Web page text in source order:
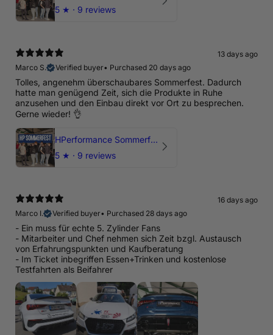
5 ★ · 9 reviews
13 days ago
Marco S.
Verified buyer• Purchased 20 days ago
Tolles, angenehm überschaubares Sommerfest. Dadurch
hatte man genügend Zeit, sich die Produkte in Ruhe
anzusehen und den Einbau direkt vor Ort zu besprechen.
Gerne wieder! 👌
HPerformance Sommerfest 2026
5 ★ · 9 reviews
16 days ago
Marco I.
Verified buyer• Purchased 28 days ago
- Ein muss für echte 5. Zylinder Fans
- Mitarbeiter und Chef nehmen sich Zeit bzgl. Austausch
von Erfahrungspunkten und Kaufberatung
- Im Ticket inbegriffen Essen+Trinken und kostenlose
Testfahrten als Beifahrer